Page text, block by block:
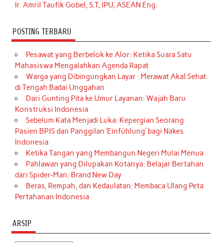
Ir. Amril Taufik Gobel, S.T, IPU, ASEAN Eng.
POSTING TERBARU
Pesawat yang Berbelok ke Alor: Ketika Suara Satu
Mahasiswa Mengalahkan Agenda Rapat
Warga yang Dibingungkan Layar : Merawat Akal Sehat
di Tengah Badai Unggahan
Dari Gunting Pita ke Umur Layanan: Wajah Baru
Konstruksi Indonesia
Sebelum Kata Menjadi Luka: Kepergian Seorang
Pasien BPJS dan Panggilan ‘Einfühlung’ bagi Nakes
Indonesia
Ketika Tangan yang Membangun Negeri Mulai Menua
Pahlawan yang Dilupakan Kotanya: Belajar Bertahan
dari Spider-Man: Brand New Day
Beras, Rempah, dan Kedaulatan: Membaca Ulang Peta
Pertahanan Indonesia
ARSIP